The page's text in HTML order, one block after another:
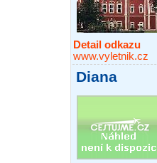
Detail odkazu
www.vyletnik.cz
Diana